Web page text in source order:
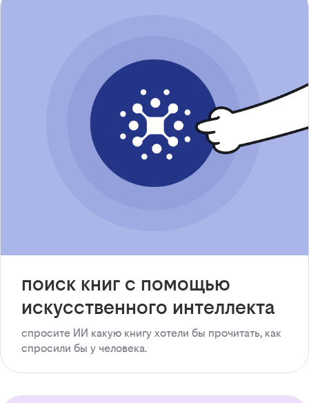
поиск книг с помощью
искусственного интеллекта
спросите ИИ какую книгу хотели бы прочитать, как
спросили бы у человека.